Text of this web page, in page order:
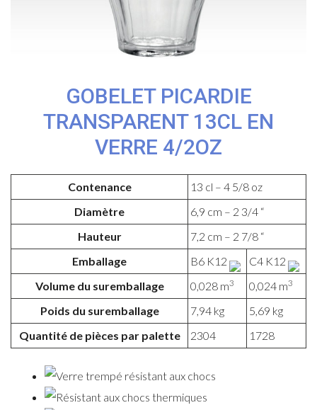
GOBELET PICARDIE
TRANSPARENT 13CL EN
VERRE 4/2OZ
Contenance
13 cl – 4 5/8 oz
Diamètre
6,9 cm – 2 3/4 “
Hauteur
7,2 cm – 2 7/8 “
Emballage
B6 K12
C4 K12
Volume du suremballage
0,028 m3 0,024 m3
Poids du suremballage 7,94 kg
5,69 kg
Quantité de pièces par palette
2304 1728